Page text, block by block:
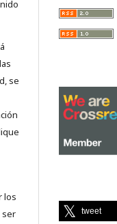
se
los
ser
tweet